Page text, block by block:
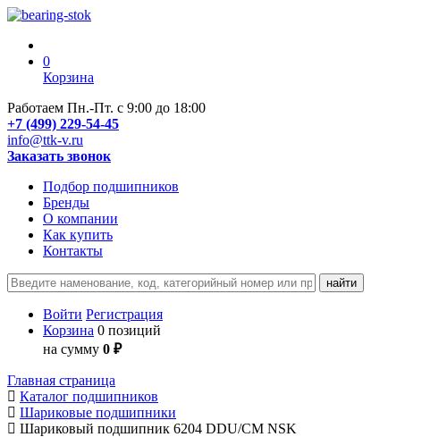
0
Корзина
Работаем Пн.-Пт. с 9:00 до 18:00
+7 (499) 229-54-45
info@ttk-v.ru
Заказать звонок
Подбор подшипников
Бренды
О компании
Как купить
Контакты
Войти Регистрация
Корзина 0 позиций
на сумму 0 ₽
Главная страница
Каталог подшипников
Шариковые подшипники
Шариковый подшипник 6204 DDU/CM NSK